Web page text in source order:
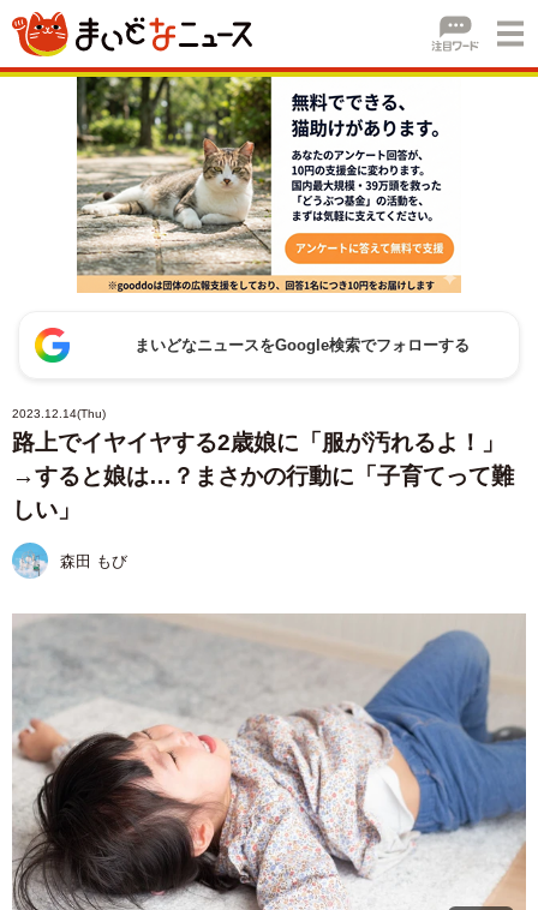
まいどなニュースをGoogle検索でフォローする
2023.12.14(Thu)
路上でイヤイヤする2歳娘に「服が汚れるよ！」
→すると娘は…？まさかの行動に「子育てって難
しい」
森田 もび